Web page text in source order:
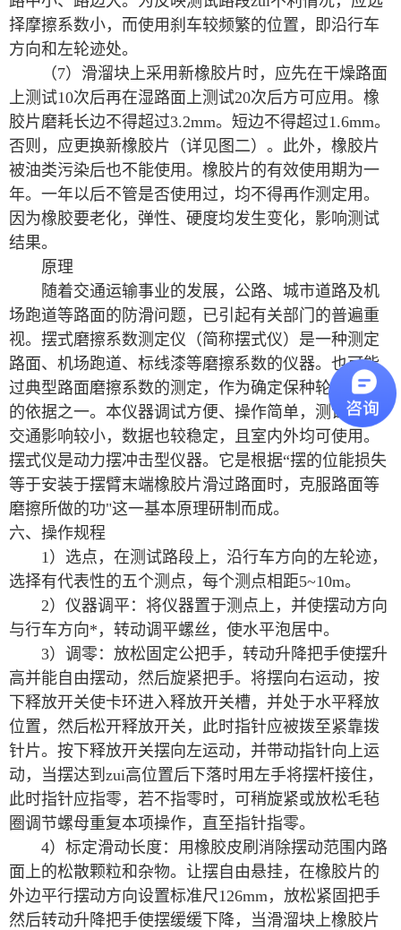
择摩擦系数小，而使用刹车较频繁的位置，即沿行车
方向和左轮迹处。
（7）滑溜块上采用新橡胶片时，应先在干燥路面
上测试10次后再在湿路面上测试20次后方可应用。橡
胶片磨耗长边不得超过3.2mm。短边不得超过1.6mm。
否则，应更换新橡胶片（详见图二）。此外，橡胶片
被油类污染后也不能使用。橡胶片的有效使用期为一
年。一年以后不管是否使用过，均不得再作测定用。
因为橡胶要老化，弹性、硬度均发生变化，影响测试
结果。
原理
随着交通运输事业的发展，公路、城市道路及机
场跑道等路面的防滑问题，已引起有关部门的普遍重
视。摆式磨擦系数测定仪（简称摆式仪）是一种测定
路面、机场跑道、标线漆等磨擦系数的仪器。也可能
过典型路面磨擦系数的测定，作为确定保种轮胎配方
的依据之一。本仪器调试方便、操作简单，测试时对
交通影响较小，数据也较稳定，且室内外均可使用。
摆式仪是动力摆冲击型仪器。它是根据“摆的位能损失
等于安装于摆臂末端橡胶片滑过路面时，克服路面等
磨擦所做的功"这一基本原理研制而成。
六、操作规程
1）选点，在测试路段上，沿行车方向的左轮迹，
选择有代表性的五个测点，每个测点相距5~10m。
2）仪器调平：将仪器置于测点上，并使摆动方向
与行车方向*，转动调平螺丝，使水平泡居中。
3）调零：放松固定公把手，转动升降把手使摆升
高并能自由摆动，然后旋紧把手。将摆向右运动，按
下释放开关使卡环进入释放开关槽，并处于水平释放
位置，然后松开释放开关，此时指针应被拨至紧靠拨
针片。按下释放开关摆向左运动，并带动指针向上运
动，当摆达到zui高位置后下落时用左手将摆杆接住，
此时指针应指零，若不指零时，可稍旋紧或放松毛毡
圈调节螺母重复本项操作，直至指针指零。
4）标定滑动长度：用橡胶皮刷消除摆动范围内路
面上的松散颗粒和杂物。让摆自由悬挂，在橡胶片的
外边平行摆动方向设置标准尺126mm，放松紧固把手
然后转动升降把手使摆缓缓下降，当滑溜块上橡胶片